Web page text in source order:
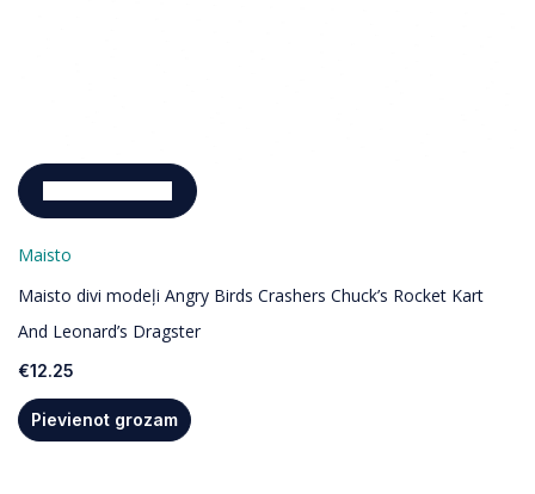
Maisto
Maisto divi modeļi Angry Birds Crashers Chuck’s Rocket Kart
And Leonard’s Dragster
€12.25
Pievienot grozam